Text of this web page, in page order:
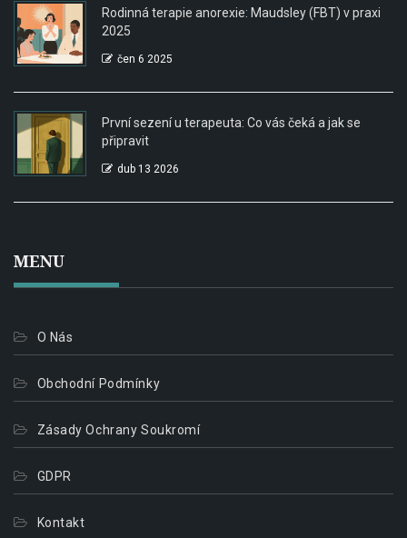
Rodinná terapie anorexie: Maudsley (FBT) v praxi
2025
čen 6 2025
První sezení u terapeuta: Co vás čeká a jak se
připravit
dub 13 2026
MENU
O Nás
Obchodní Podmínky
Zásady Ochrany Soukromí
GDPR
Kontakt